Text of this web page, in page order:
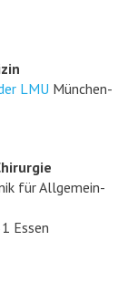
LMU München-
für Allgemein-
Essen